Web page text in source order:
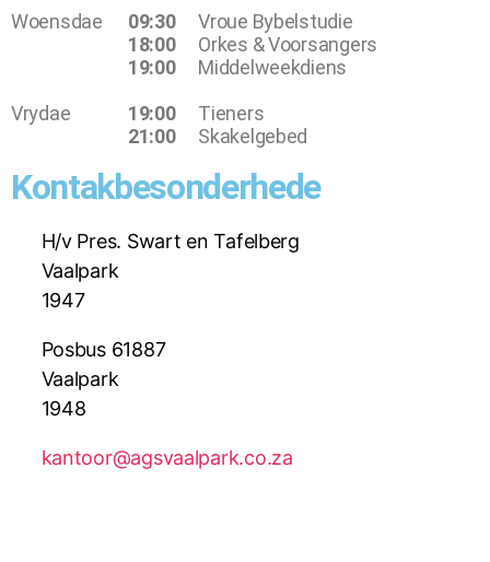
Woensdae
Vrydae
09:30
18:00
19:00
19:00
21:00
Vroue Bybelstudie
Orkes & Voorsangers
Middelweekdiens
Tieners
Skakelgebed
Kontakbesonderhede
H/v Pres. Swart en Tafelberg
Vaalpark
1947
Posbus 61887
Vaalpark
1948
kantoor@agsvaalpark.co.za